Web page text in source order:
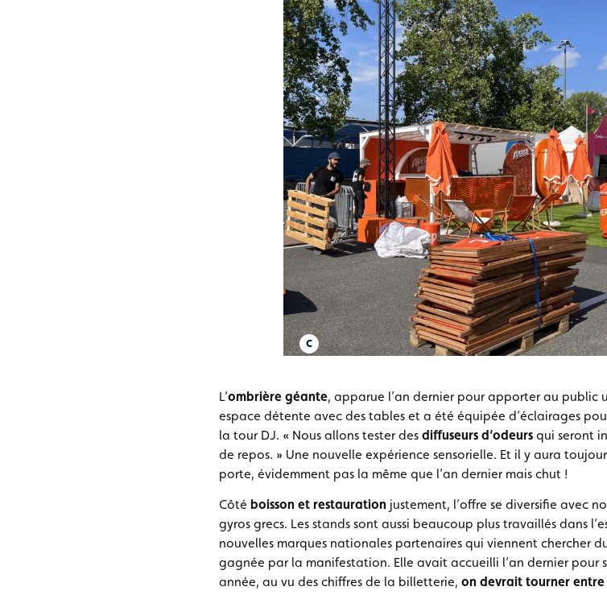
L’ombrière géante, apparue l’an dernier pour apporter au public
espace détente avec des tables et a été équipée d’éclairages
la tour DJ. « Nous allons tester des diffuseurs d’odeurs qui seront
de repos. » Une nouvelle expérience sensorielle. Et il y aura
porte, évidemment pas la même que l’an dernier mais chut !
Côté boisson et restauration justement, l’offre se diversifie avec
gyros grecs. Les stands sont aussi beaucoup plus travaillés dans
nouvelles marques nationales partenaires qui viennent chercher
gagnée par la manifestation. Elle avait accueilli l’an dernier pour
année, au vu des chiffres de la billetterie, on devrait tourner entre